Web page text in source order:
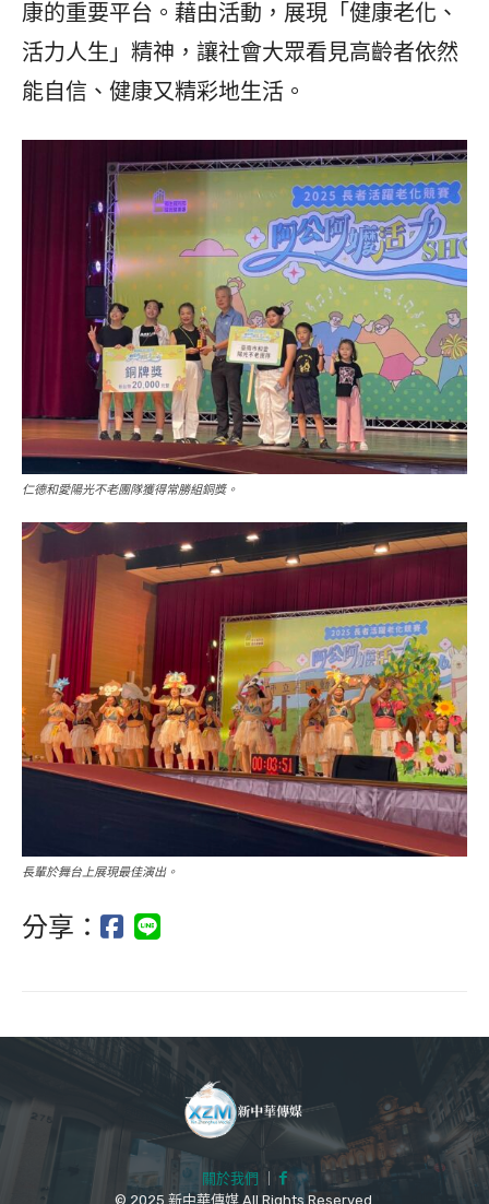
康的重要平台。藉由活動，展現「健康老化、
活力人生」精神，讓社會大眾看見高齡者依然
能自信、健康又精彩地生活。
仁德和愛陽光不老團隊獲得常勝組銅獎。
長輩於舞台上展現最佳演出。
分享：
關於我們 ｜
© 2025 新中華傳媒 All Rights Reserved.